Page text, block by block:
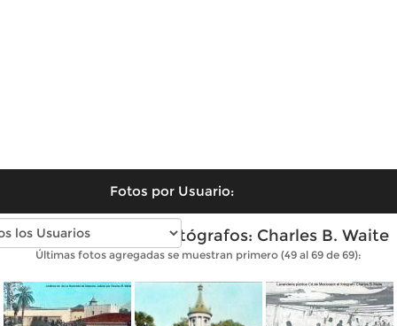
Fotos por Usuario:
Fotos antiguas de Fotógrafos: Charles B. Waite
Últimas fotos agregadas se muestran primero (49 al 69 de 69):